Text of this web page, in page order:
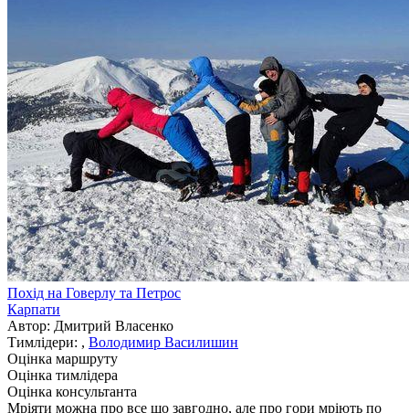
Похід на Говерлу та Петрос
Карпати
Автор: Дмитрий Власенко
Тимлідери: , Володимир Василишин
Оцінка маршруту
Оцінка тимлідера
Оцінка консультанта
Мріяти можна про все що завгодно, але про гори мріють по